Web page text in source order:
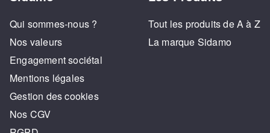
Qui sommes-nous ?
Nos valeurs
Engagement sociétal
Mentions légales
Gestion des cookies
Nos CGV
Tout les produits de A à Z
La marque Sidamo